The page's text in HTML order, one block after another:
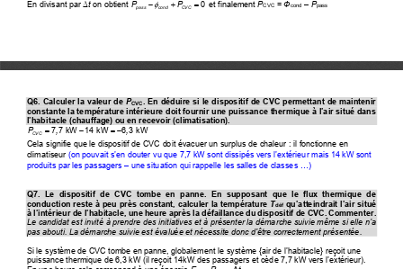
En divisant par Δt on obtient 0
pass cond CVC
PP
 + et finalement PCVC = Фcond – Ppass
Q6. Calculer la valeur de PCVC
. En déduire si le dispositif de CVC permettant de maintenir
constante la température intérieure doit fournir une puissance thermique à l’air situé dans
l’habitacle (chauffage) ou en recevoir (climatisation).
=
− = −
7 7 kW   14 kW 6 3 kW
CVC
P ,
,
Cela signifie que le dispositif de CVC doit évacuer un surplus de chaleur : il fonctionne en
climatiseur (on pouvait s’en douter vu que 7,7 kW sont dissipés vers l’extérieur mais 14 kW sont
produits par les passagers – une situation qui rappelle les salles de classes ...)
Q7.  Le  dispositif  de  CVC  tombe  en  panne.  En  supposant  que  le  flux  thermique  de
conduction reste à peu près constant, calculer la température Tdéf qu’atteindrait l’air situé
à l’intérieur de l’habitacle, une heure après la défaillance du dispositif de CVC. Commenter.
Le candidat est invité à prendre des initiatives et à présenter la démarche suivie même si elle n’a
pas abouti. La démarche suivie est évaluée et nécessite donc d’être correctement présentée
Si le système de CVC tombe en panne, globalement le système {air de l’habitacle} reçoit une
puissance thermique de 6,3 kW (il reçoit 14kW des passagers et cède 7,7 kW vers l’extérieur)